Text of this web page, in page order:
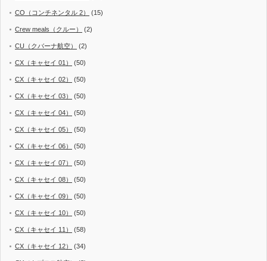
CO（コンチネンタル 2） (15)
Crew meals（クルー） (2)
CU（クバーナ航空） (2)
CX（キャセイ 01） (50)
CX（キャセイ 02） (50)
CX（キャセイ 03） (50)
CX（キャセイ 04） (50)
CX（キャセイ 05） (50)
CX（キャセイ 06） (50)
CX（キャセイ 07） (50)
CX（キャセイ 08） (50)
CX（キャセイ 09） (50)
CX（キャセイ 10） (50)
CX（キャセイ 11） (58)
CX（キャセイ 12） (34)